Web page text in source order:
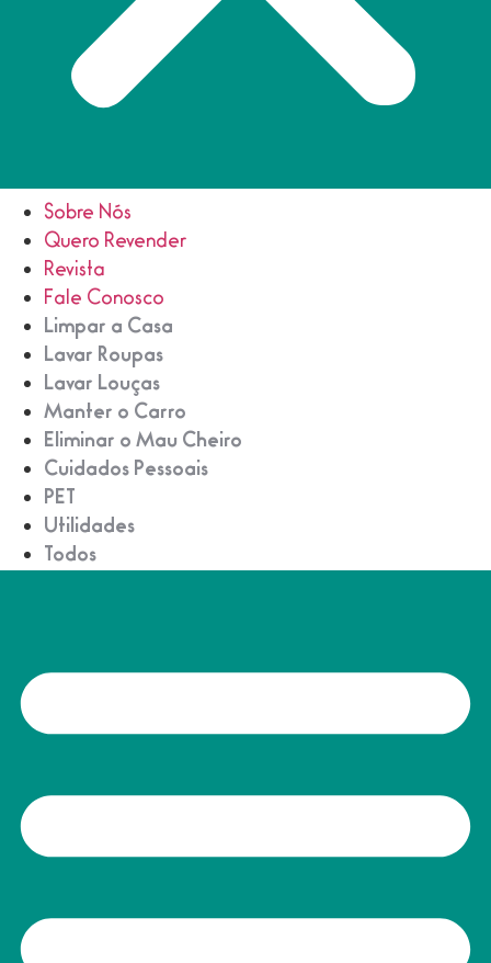
Sobre Nós
Quero Revender
Revista
Fale Conosco
Limpar a Casa
Lavar Roupas
Lavar Louças
Manter o Carro
Eliminar o Mau Cheiro
Cuidados Pessoais
PET
Utilidades
Todos